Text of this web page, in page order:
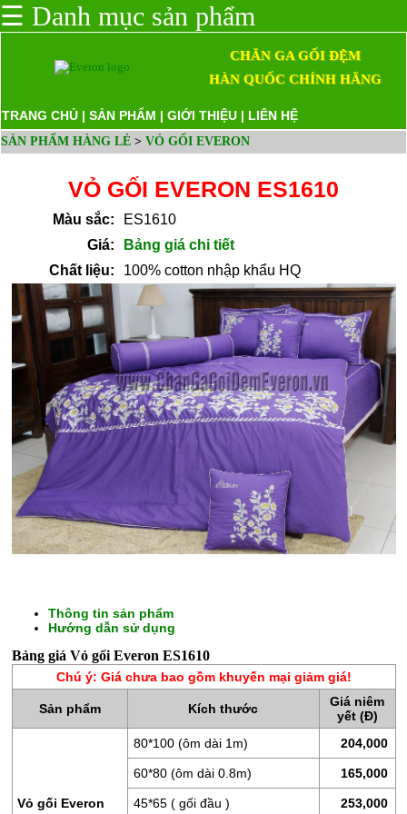
CHĂN
GA
ĐỆM
ĐỆM
☰ Danh mục sản phẩm
CHĂN GA GỐI ĐỆM
HÀN QUỐC CHÍNH HÃNG
TRANG CHỦ | SẢN PHẨM | GIỚI THIỆU | LIÊN HỆ
SẢN PHẨM HÀNG LẺ > VỎ GỐI EVERON
VỎ GỐI EVERON ES1610
Màu sắc:
ES1610
Giá:
Bảng giá chi tiết
Chất liệu:
100% cotton nhập khẩu HQ
Thông tin sản phẩm
Hướng dẫn sử dụng
Bảng giá Vỏ gối Everon ES1610
Chú ý: Giá chưa bao gồm khuyến mại giảm giá!
Sản phẩm Kích thước
Giá niêm
yết (Đ)
Vỏ gối Everon
80*100 (ôm dài 1m) 204,000
60*80 (ôm dài 0.8m) 165,000
45*65 ( gối đầu ) 253,000